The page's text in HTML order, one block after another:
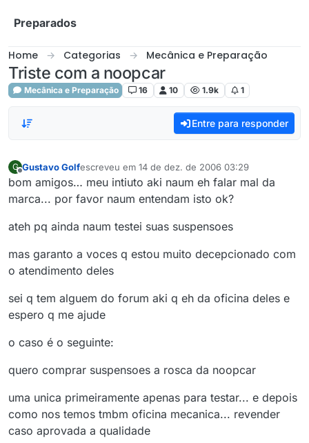
Preparados
Home Categorias Mecânica e Preparação
Triste com a noopcar
Mecânica e Preparação 16 10 1.9k 1
Entre para responder
G Gustavo Golfescreveu em 14 de dez. de 2006 03:29
última edição por
bom amigos… meu intiuto aki naum eh falar mal da
marca... por favor naum entendam isto ok?
ateh pq ainda naum testei suas suspensoes
mas garanto a voces q estou muito decepcionado com
o atendimento deles
sei q tem alguem do forum aki q eh da oficina deles e
espero q me ajude
o caso é o seguinte:
quero comprar suspensoes a rosca da noopcar
uma unica primeiramente apenas para testar... e depois
como nos temos tmbm oficina mecanica... revender
caso aprovada a qualidade